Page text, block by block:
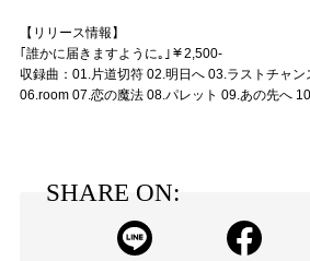
【リリース情報】
｢誰かに届きますように｡｣￥2,500-
収録曲：01.片道切符 02.明日へ 03.ラストチャ
06.room 07.恋の魔法 08.パレット 09.あの先へ
SHARE ON: